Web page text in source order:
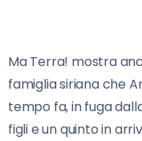
Ma Terra! mostra
famiglia siriana che
tempo fa, in fuga
figli e un quinto in